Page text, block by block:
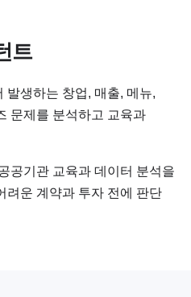
트
발생하는 창업, 매출, 메뉴,
문제를 분석하고 교육과
공기관 교육과 데이터 분석을
려운 계약과 투자 전에 판단